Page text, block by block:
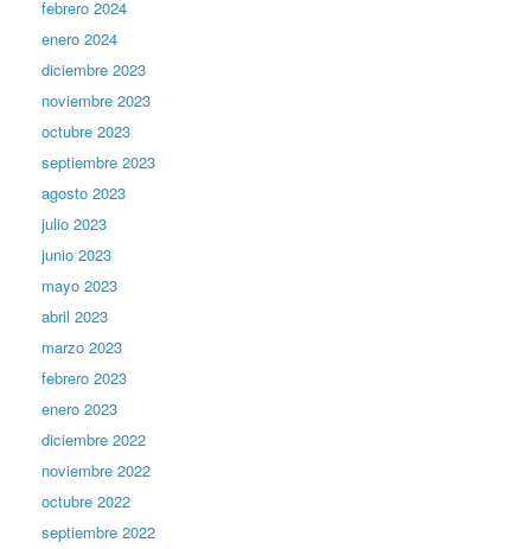
febrero 2024
enero 2024
diciembre 2023
noviembre 2023
octubre 2023
septiembre 2023
agosto 2023
julio 2023
junio 2023
mayo 2023
abril 2023
marzo 2023
febrero 2023
enero 2023
diciembre 2022
noviembre 2022
octubre 2022
septiembre 2022